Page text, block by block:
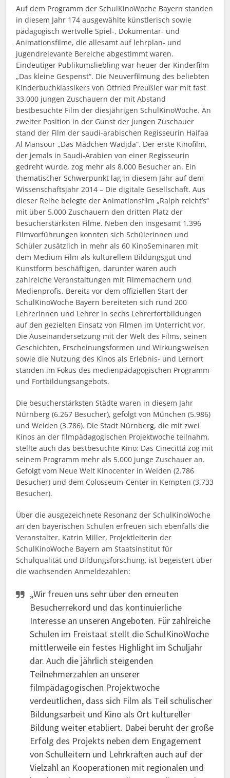
Auf dem Programm der SchulKinoWoche Bayern standen
in diesem Jahr 174 ausgewählte künstlerisch sowie
pädagogisch wertvolle Spiel-, Dokumentar- und
Animationsfilme, die allesamt auf lehrplan- und
jugendrelevante Bereiche abgestimmt waren.
Eindeutiger Publikumsliebling war heuer der Kinderfilm
„Das kleine Gespenst“. Die Neuverfilmung des beliebten
Kinderbuchklassikers von Otfried Preußler war mit fast
33.000 jungen Zuschauern der mit Abstand
bestbesuchte Film der diesjährigen SchulKinoWoche. An
zweiter Position in der Gunst der jungen Zuschauer
stand der Film der saudi-arabischen Regisseurin Haifaa
Al Mansour „Das Mädchen Wadjda“. Der erste Kinofilm,
der jemals in Saudi-Arabien von einer Regisseurin
gedreht wurde, zog mehr als 8.000 Besucher an. Ein
thematischer Schwerpunkt lag in diesem Jahr auf dem
Wissenschaftsjahr 2014 – Die digitale Gesellschaft. Aus
dieser Reihe belegte der Animationsfilm „Ralph reicht’s“
mit über 5.000 Zuschauern den dritten Platz der
besucherstärksten Filme. Neben den insgesamt 1.396
Filmvorführungen konnten sich Schülerinnen und
Schüler zusätzlich in mehr als 60 KinoSeminaren mit
dem Medium Film als kulturellem Bildungsgut und
Kunstform beschäftigen, darunter waren auch
zahlreiche Veranstaltungen mit Filmemachern und
Medienprofis. Bereits vor dem offiziellen Start der
SchulKinoWoche Bayern bereiteten sich rund 200
Lehrerinnen und Lehrer in sechs Lehrerfortbildungen
auf den gezielten Einsatz von Filmen im Unterricht vor.
Die Auseinandersetzung mit der Welt des Films, seinen
Geschichten, Erscheinungsformen und Wirkungsweisen
sowie die Nutzung des Kinos als Erlebnis- und Lernort
standen im Fokus des medienpädagogischen Programm-
und Fortbildungsangebots.
Die besucherstärksten Städte waren in diesem Jahr
Nürnberg (6.267 Besucher), gefolgt von München (5.986)
und Weiden (3.786). Die Stadt Nürnberg, die mit zwei
Kinos an der filmpädagogischen Projektwoche teilnahm,
stellte auch das bestbesuchte Kino: Das Cinecittá zog mit
seinem Programm mehr als 5.000 junge Zuschauer an.
Gefolgt vom Neue Welt Kinocenter in Weiden (2.786
Besucher) und dem Colosseum-Center in Kempten (3.733
Besucher).
Über die ausgezeichnete Resonanz der SchulKinoWoche
an den bayerischen Schulen erfreuen sich ebenfalls die
Veranstalter. Katrin Miller, Projektleiterin der
SchulKinoWoche Bayern am Staatsinstitut für
Schulqualität und Bildungsforschung, ist begeistert über
die wachsenden Anmeldezahlen:
„Wir freuen uns sehr über den erneuten
Besucherrekord und das kontinuierliche
Interesse an unseren Angeboten. Für zahlreiche
Schulen im Freistaat stellt die SchulKinoWoche
mittlerweile ein festes Highlight im Schuljahr
dar. Auch die jährlich steigenden
Teilnehmerzahlen an unserer
filmpädagogischen Projektwoche
verdeutlichen, dass sich Film als Teil schulischer
Bildungsarbeit und Kino als Ort kultureller
Bildung weiter etabliert. Dabei beruht der große
Erfolg des Projekts neben dem Engagement
von Schulleitern und Lehrkräften auch auf der
Vielzahl an Kooperationen mit regionalen und